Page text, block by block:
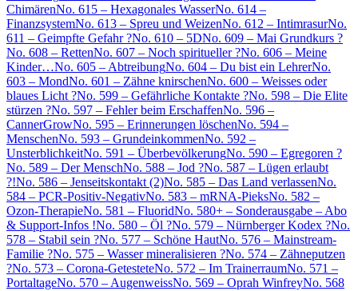
ChimärenNo. 615 – Hexagonales WasserNo. 614 –
FinanzsystemNo. 613 – Spreu und WeizenNo. 612 – IntimrasurNo.
611 – Geimpfte Gefahr ?No. 610 – 5DNo. 609 – Mai Grundkurs ?
No. 608 – RettenNo. 607 – Noch spiritueller ?No. 606 – Meine
Kinder…No. 605 – AbtreibungNo. 604 – Du bist ein LehrerNo.
603 – MondNo. 601 – Zähne knirschenNo. 600 – Weisses oder
blaues Licht ?No. 599 – Gefährliche Kontakte ?No. 598 – Die Elite
stürzen ?No. 597 – Fehler beim ErschaffenNo. 596 –
CannerGrowNo. 595 – Erinnerungen löschenNo. 594 –
MenschenNo. 593 – GrundeinkommenNo. 592 –
UnsterblichkeitNo. 591 – ÜberbevölkerungNo. 590 – Egregoren ?
No. 589 – Der MenschNo. 588 – Jod ?No. 587 – Lügen erlaubt
?!No. 586 – Jenseitskontakt (2)No. 585 – Das Land verlassenNo.
584 – PCR-Positiv-NegativNo. 583 – mRNA-PieksNo. 582 –
Ozon-TherapieNo. 581 – FluoridNo. 580+ – Sonderausgabe – Abo
& Support-Infos !No. 580 – Öl ?No. 579 – Nürnberger Kodex ?No.
578 – Stabil sein ?No. 577 – Schöne HautNo. 576 – Mainstream-
Familie ?No. 575 – Wasser mineralisieren ?No. 574 – Zähneputzen
?No. 573 – Corona-GetesteteNo. 572 – Im TrainerraumNo. 571 –
PortaltageNo. 570 – AugenweissNo. 569 – Oprah WinfreyNo. 568